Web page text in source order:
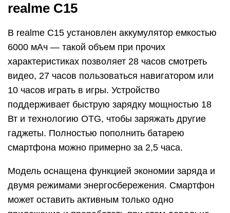
realme C15
В realme C15 установлен аккумулятор емкостью
6000 мАч — такой объем при прочих
характеристиках позволяет 28 часов смотреть
видео, 27 часов пользоваться навигатором или
10 часов играть в игры. Устройство
поддерживает быструю зарядку мощностью 18
Вт и технологию OTG, чтобы заряжать другие
гаджеты. Полностью пополнить батарею
смартфона можно примерно за 2,5 часа.
Модель оснащена функцией экономии заряда и
двумя режимами энергосбережения. Смартфон
может оставить активным только одно